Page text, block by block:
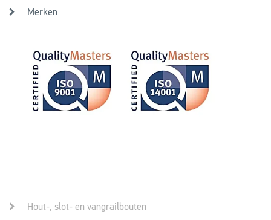
Merken
Hout-, slot- en vangrailbouten